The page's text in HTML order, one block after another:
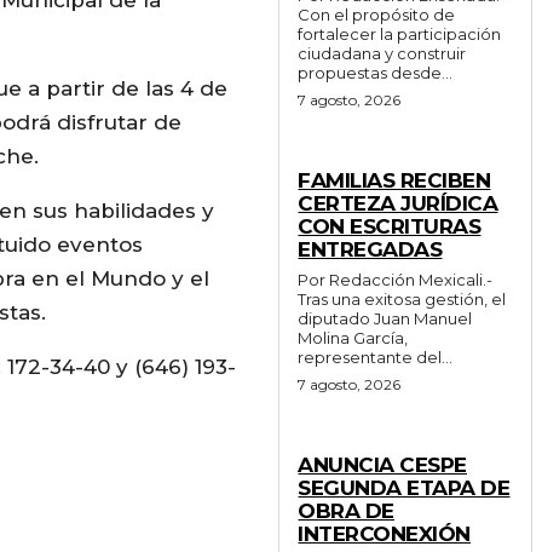
a partir de las 4 de
disfrutar de
sus habilidades y
eventos
en el Mundo y el
34-40 y (646) 193-
Con el propósito de
fortalecer la participación
ciudadana y construir
propuestas desde...
7 agosto, 2026
FAMILIAS RECIBEN
CERTEZA JURÍDICA
CON ESCRITURAS
ENTREGADAS
Por Redacción Mexicali.-
Tras una exitosa gestión, el
diputado Juan Manuel
Molina García,
representante del...
7 agosto, 2026
ANUNCIA CESPE
SEGUNDA ETAPA DE
OBRA DE
INTERCONEXIÓN